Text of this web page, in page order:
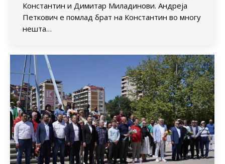
Константин и Димитар Миладинови. Андреја
Петкович е помлад брат на Константин во многу
нешта…